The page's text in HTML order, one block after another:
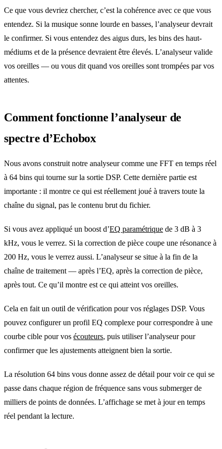
Ce que vous devriez chercher, c’est la cohérence avec ce que vous
entendez. Si la musique sonne lourde en basses, l’analyseur devrait
le confirmer. Si vous entendez des aigus durs, les bins des haut-
médiums et de la présence devraient être élevés. L’analyseur valide
vos oreilles — ou vous dit quand vos oreilles sont trompées par vos
attentes.
Comment fonctionne l’analyseur de
spectre d’Echobox
Nous avons construit notre analyseur comme une FFT en temps réel
à 64 bins qui tourne sur la sortie DSP. Cette dernière partie est
importante : il montre ce qui est réellement joué à travers toute la
chaîne du signal, pas le contenu brut du fichier.
Si vous avez appliqué un boost d’EQ paramétrique de 3 dB à 3
kHz, vous le verrez. Si la correction de pièce coupe une résonance à
200 Hz, vous le verrez aussi. L’analyseur se situe à la fin de la
chaîne de traitement — après l’EQ, après la correction de pièce,
après tout. Ce qu’il montre est ce qui atteint vos oreilles.
Cela en fait un outil de vérification pour vos réglages DSP. Vous
pouvez configurer un profil EQ complexe pour correspondre à une
courbe cible pour vos écouteurs, puis utiliser l’analyseur pour
confirmer que les ajustements atteignent bien la sortie.
La résolution 64 bins vous donne assez de détail pour voir ce qui se
passe dans chaque région de fréquence sans vous submerger de
milliers de points de données. L’affichage se met à jour en temps
réel pendant la lecture.